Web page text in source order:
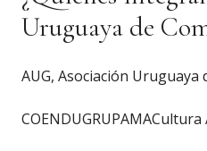
Uruguaya de
AUG, Asociación Uruguaya